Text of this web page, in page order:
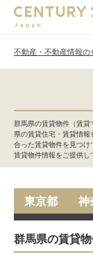
不動産・不動産情報の
群馬県の賃貸物件（賃貸
県の賃貸住宅・賃貸情
合った賃貸物件を見つ
賃貸物件情報をご提供し
東京都 神
群馬県の賃貸